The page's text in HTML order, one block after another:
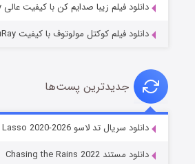
خاندان اژدها فصل ۳
دانلود فیلم زیبا صدایم کن با کیفیت عالی BluRay
دانلود فیلم کوکتل مولوتوف با کیفیت BluRay
جدیدترین پست‌ها
دانلود سریال تد لاسو Ted Lasso 2020-2026
دانلود مستند Chasing the Rains 2022